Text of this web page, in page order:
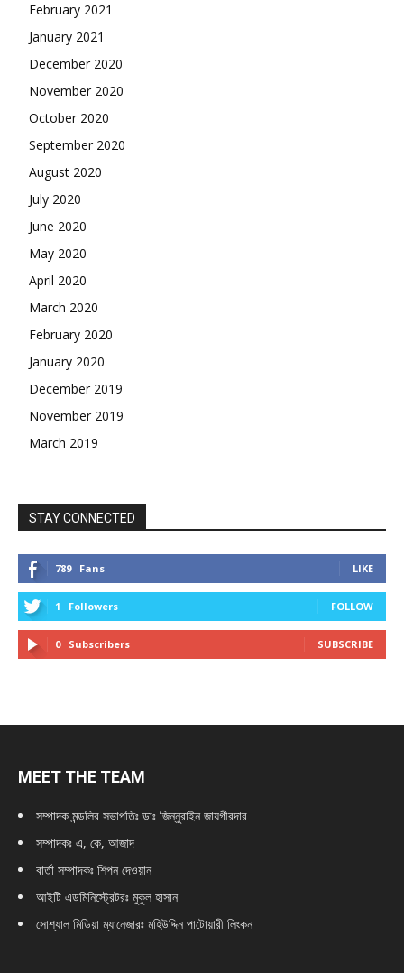
February 2021
January 2021
December 2020
November 2020
October 2020
September 2020
August 2020
July 2020
June 2020
May 2020
April 2020
March 2020
February 2020
January 2020
December 2019
November 2019
March 2019
STAY CONNECTED
789 Fans LIKE
1 Followers FOLLOW
0 Subscribers SUBSCRIBE
MEET THE TEAM
সম্পাদক মন্ডলির সভাপতিঃ ডাঃ জিন্নুরাইন জায়গীরদার
সম্পাদকঃ এ, কে, আজাদ
বার্তা সম্পাদকঃ শিপন দেওয়ান
আইটি এডমিনিস্ট্রেটরঃ মুকুল হাসান
সোশ্যাল মিডিয়া ম্যানেজারঃ মহিউদ্দিন পাটোয়ারী লিংকন